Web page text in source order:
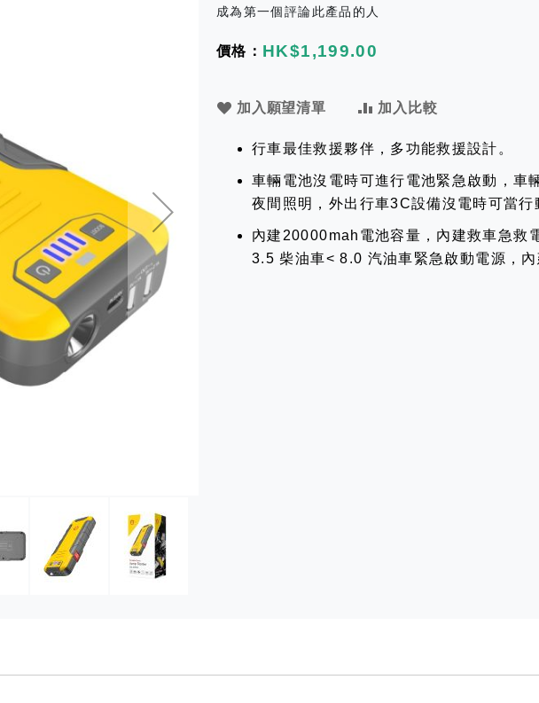
成為第一個評論此產品的人
HK$1,199.00
加入願望清單 加入比較
行車最佳救援夥伴，多功能救援設計。
車輛電池沒電時可進行電池緊急啟動，車
夜間照明，外出行車3C設備沒電時可當行
內建20000mah電池容量，內建救車急救
3.5 柴油車< 8.0 汽油車緊急啟動電源，內